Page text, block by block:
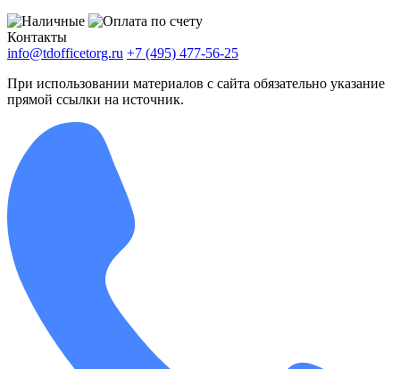
Контакты
info@tdofficetorg.ru +7 (495) 477-56-25
При использовании материалов с сайта обязательно указание
прямой ссылки на источник.